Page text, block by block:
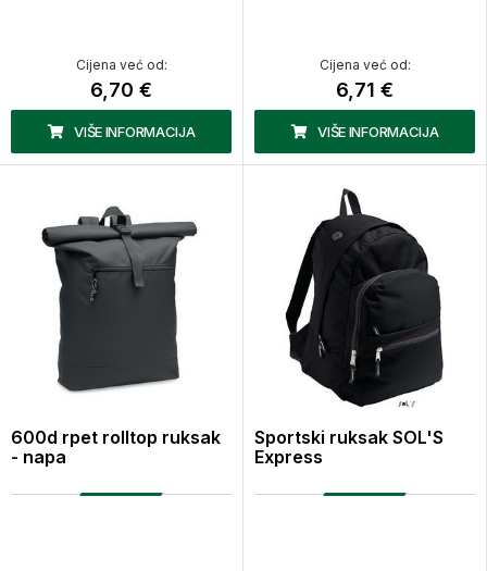
Cijena već od:
6,70 €
VIŠE INFORMACIJA
Cijena već od:
6,71 €
VIŠE INFORMACIJA
600d rpet rolltop ruksak
- napa
Sportski ruksak SOL'S
Express